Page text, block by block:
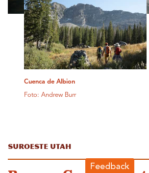
Cuenca de Albion
Foto: Andrew Burr
Suroeste Utah